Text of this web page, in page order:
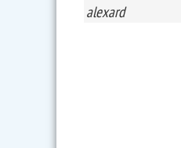
alexard